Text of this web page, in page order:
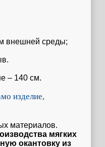
внешней среды;
– 140 см.
изделие,
материалов.
мягких
окантовку из